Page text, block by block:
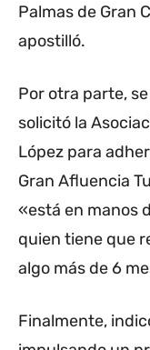
Palmas de Gran
apostilló.
Por otra parte,
solicitó la
López para
Gran Afluencia
«está en manos
quien tiene que
algo más de 6
Finalmente,